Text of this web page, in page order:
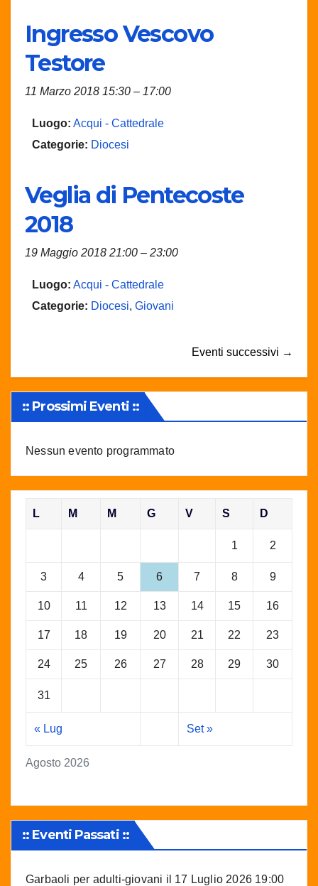
Ingresso Vescovo
Testore
11 Marzo 2018 15:30 – 17:00
Luogo: Acqui - Cattedrale
Categorie: Diocesi
Veglia di Pentecoste
2018
19 Maggio 2018 21:00 – 23:00
Luogo: Acqui - Cattedrale
Categorie: Diocesi, Giovani
Eventi successivi →
:: Prossimi Eventi ::
Nessun evento programmato
Agosto 2026
L M M G V S D
1 2
3 4 5 6 7 8 9
10 11 12 13 14 15 16
17 18 19 20 21 22 23
24 25 26 27 28 29 30
31
« Lug Set »
:: Eventi Passati ::
Garbaoli per adulti-giovani il 17 Luglio 2026 19:00